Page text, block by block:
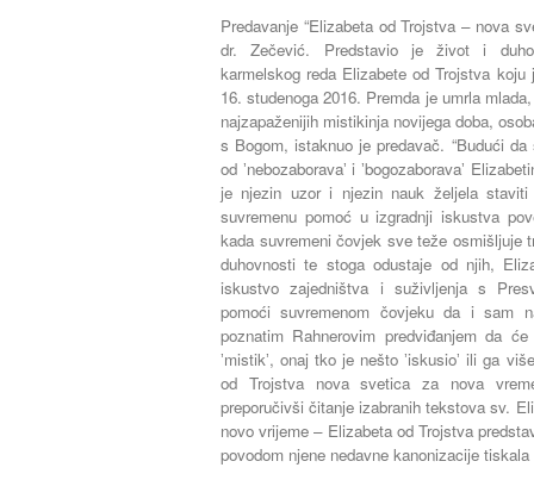
Predavanje “Elizabeta od Trojstva – nova
dr. Zečević. Predstavio je život i
karmelskog reda Elizabete od Trojstva
16. studenoga 2016. Premda je umrla
najzapaženijih mistikinja novijega doba,
s Bogom, istaknuo je predavač. “Budući
od ʼnebozaboravaʼ i ʼbogozaboravaʼ
je njezin uzor i njezin nauk željela staviti
suvremenu pomoć u izgradnji iskustva
kada suvremeni čovjek sve teže osmišljuje
duhovnosti te stoga odustaje od njih,
iskustvo zajedništva i suživljenja s
pomoći suvremenom čovjeku da i sam
poznatim Rahnerovim predviđanjem da
ʼmistikʼ, onaj tko je nešto ʼiskusioʼ ili ga
od Trojstva nova svetica za nova
preporučivši čitanje izabranih tekstova sv.
novo vrijeme – Elizabeta od Trojstva
povodom njene nedavne kanonizacije tiskala